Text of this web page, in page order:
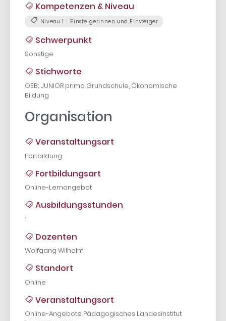
Kompetenzen & Niveau
Niveau 1 - Einsteigerinnen und Einsteiger
Schwerpunkt
Sonstige
Stichworte
OEB; JUNIOR primo Grundschule, Ökonomische
Bildung
Organisation
Veranstaltungsart
Fortbildung
Fortbildungsart
Online-Lernangebot
Ausbildungsstunden
1
Dozenten
Wolfgang Wilhelm
Standort
Online
Veranstaltungsort
Online-Angebote Pädagogisches Landesinstitut